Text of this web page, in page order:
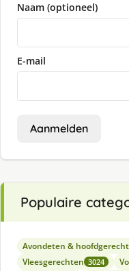
Naam (optioneel)
E-mail
Aanmelden
Populaire
Avondeten &
Vleesgerechten 3024